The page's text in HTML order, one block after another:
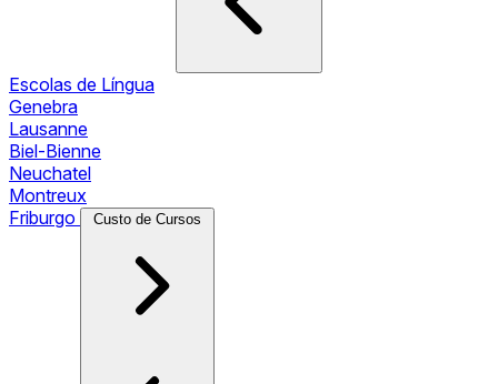
Escolas de Língua
Genebra
Lausanne
Biel-Bienne
Neuchatel
Montreux
Friburgo
Custo de Cursos